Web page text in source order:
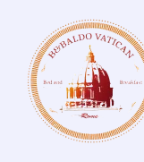
contenuto